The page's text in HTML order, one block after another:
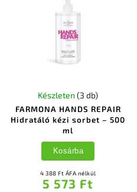
FARMONA HANDS REPAIR
Hidratáló kézi sorbet – 500
ml
Készleten(3 db)
4 388 Ft ÁFA nélkül
5 573 Ft
Kosárba